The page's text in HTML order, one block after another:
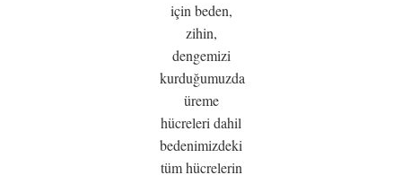
için beden,
zihin,
dengemizi
kurduğumuzda
üreme
hücreleri dahil
bedenimizdeki
tüm hücrelerin